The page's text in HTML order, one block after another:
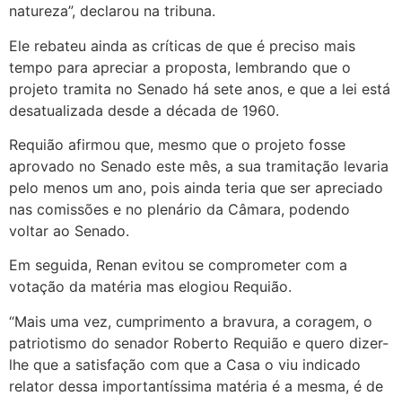
natureza”, declarou na tribuna.
Ele rebateu ainda as críticas de que é preciso mais
tempo para apreciar a proposta, lembrando que o
projeto tramita no Senado há sete anos, e que a lei está
desatualizada desde a década de 1960.
Requião afirmou que, mesmo que o projeto fosse
aprovado no Senado este mês, a sua tramitação levaria
pelo menos um ano, pois ainda teria que ser apreciado
nas comissões e no plenário da Câmara, podendo
voltar ao Senado.
Em seguida, Renan evitou se comprometer com a
votação da matéria mas elogiou Requião.
“Mais uma vez, cumprimento a bravura, a coragem, o
patriotismo do senador Roberto Requião e quero dizer-
lhe que a satisfação com que a Casa o viu indicado
relator dessa importantíssima matéria é a mesma, é de